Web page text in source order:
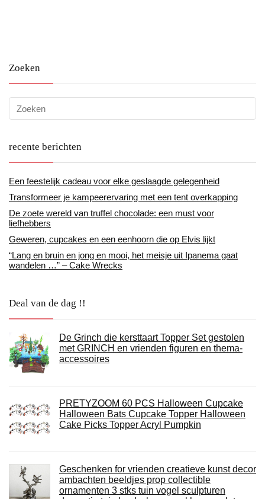
Zoeken
recente berichten
Een feestelijk cadeau voor elke geslaagde gelegenheid
Transformeer je kampeerervaring met een tent overkapping
De zoete wereld van truffel chocolade: een must voor
liefhebbers
Geweren, cupcakes en een eenhoorn die op Elvis lijkt
“Lang en bruin en jong en mooi, het meisje uit Ipanema gaat
wandelen …” – Cake Wrecks
Deal van de dag !!
De Grinch die kersttaart Topper Set gestolen
met GRINCH en vrienden figuren en thema-
accessoires
PRETYZOOM 60 PCS Halloween Cupcake
Halloween Bats Cupcake Topper Halloween
Cake Picks Topper Acryl Pumpkin
Geschenken for vrienden creatieve kunst decor
ambachten beeldjes prop collectible
ornamenten 3 stks tuin vogel sculpturen